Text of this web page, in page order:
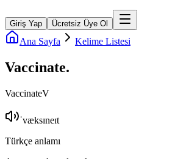
Giriş Yap Ücretsiz Üye Ol
Ana Sayfa Kelime Listesi
Vaccinate.
VaccinateV
ˈvæksɪneɪt
Türkçe anlamı